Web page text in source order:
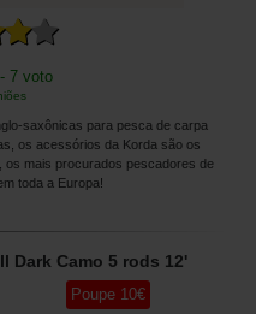
7 voto
saxônicas para pesca de carpa
os acessórios da Korda são os
os mais procurados pescadores de
toda a Europa!
Dark Camo 5 rods 12'
Poupe 10€